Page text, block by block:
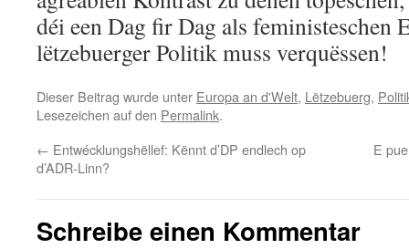
déi een Dag fir Dag als feministeschen
lëtzebuerger Politik muss verquëssen!
Dieser Beitrag wurde unter Europa an d'Welt, Lëtzebuerg,
Lesezeichen auf den Permalink.
← Entwécklungshëllef: Kënnt d’DP endlech op
d’ADR-Linn?
E
Schreibe einen Kommentar